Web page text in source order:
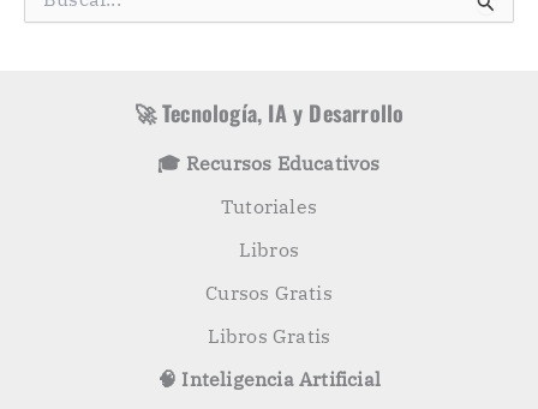
🚀 Tecnología, IA y Desarrollo
🎓 Recursos Educativos
Tutoriales
Libros
Cursos Gratis
Libros Gratis
🧠 Inteligencia Artificial